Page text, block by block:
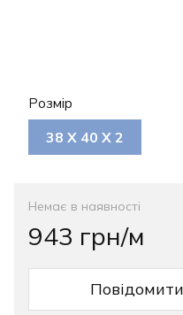
Розмір
38 Х 40 Х 2
Немає в наявності
943 грн/м